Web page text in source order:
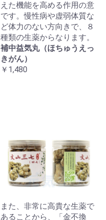
えた機能を高める作用の意
です。慢性病や虚弱体質な
ど体力のない方向きで、８
種類の生薬からなります。
補中益気丸（ほちゅうえっ
きがん）
￥1,480
また、非常に高貴な生薬で
あることから、「金不換